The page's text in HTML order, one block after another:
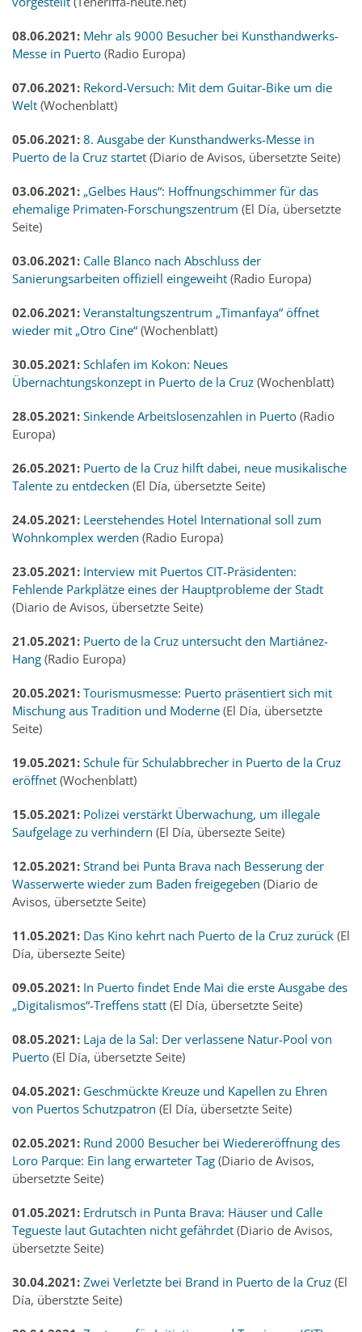
08.06.2021: Mehr als 9000 Besucher bei Kunsthandwerks-
Messe in Puerto(Radio Europa)
07.06.2021: Rekord-Versuch: Mit dem Guitar-Bike um die
Welt(Wochenblatt)
05.06.2021: 8. Ausgabe der Kunsthandwerks-Messe in
Puerto de la Cruz startet(Diario de Avisos, übersetzte Seite)
03.06.2021: „Gelbes Haus“: Hoffnungschimmer für das
ehemalige Primaten-Forschungszentrum (El Día, übersetzte
Seite)
03.06.2021: Calle Blanco nach Abschluss der
Sanierungsarbeiten offiziell eingeweiht(Radio Europa)
02.06.2021: Veranstaltungszentrum „Timanfaya“ öffnet
wieder mit „Otro Cine“(Wochenblatt)
30.05.2021: Schlafen im Kokon: Neues
Übernachtungskonzept in Puerto de la Cruz(Wochenblatt)
28.05.2021: Sinkende Arbeitslosenzahlen in Puerto(Radio
Europa)
26.05.2021: Puerto de la Cruz hilft dabei, neue musikalische
Talente zu entdecken (El Día, übersetzte Seite)
24.05.2021: Leerstehendes Hotel International soll zum
Wohnkomplex werden (Radio Europa)
23.05.2021: Interview mit Puertos CIT-Präsidenten:
Fehlende Parkplätze eines der Hauptprobleme der Stadt
(Diario de Avisos, übersetzte Seite)
21.05.2021: Puerto de la Cruz untersucht den Martiánez-
Hang(Radio Europa)
20.05.2021: Tourismusmesse: Puerto präsentiert sich mit
Mischung aus Tradition und Moderne(El Día, übersetzte
Seite)
19.05.2021: Schule für Schulabbrecher in Puerto de la Cruz
eröffnet(Wochenblatt)
15.05.2021: Polizei verstärkt Überwachung, um illegale
Saufgelage zu verhindern (El Día, übersezte Seite)
12.05.2021: Strand bei Punta Brava nach Besserung der
Wasserwerte wieder zum Baden freigegeben (Diario de
Avisos, übersetzte Seite)
11.05.2021: Das Kino kehrt nach Puerto de la Cruz zurück(El
Día, übersezte Seite)
09.05.2021: In Puerto findet Ende Mai die erste Ausgabe des
„Digitalismos“-Treffens statt(El Día, übersetzte Seite)
08.05.2021: Laja de la Sal: Der verlassene Natur-Pool von
Puerto(El Día, übersetzte Seite)
04.05.2021: Geschmückte Kreuze und Kapellen zu Ehren
von Puertos Schutzpatron (El Día, übersetzte Seite)
02.05.2021: Rund 2000 Besucher bei Wiedereröffnung des
Loro Parque: Ein lang erwarteter Tag(Diario de Avisos,
übersetzte Seite)
01.05.2021: Erdrutsch in Punta Brava: Häuser und Calle
Tegueste laut Gutachten nicht gefährdet(Diario de Avisos,
übersetzte Seite)
30.04.2021: Zwei Verletzte bei Brand in Puerto de la Cruz(El
Día, überstzte Seite)